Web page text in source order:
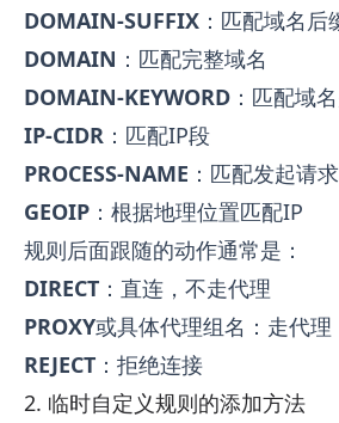
DOMAIN-SUFFIX ：匹配域名后
DOMAIN ：匹配完整域名
DOMAIN-KEYWORD ：匹配域
IP-CIDR ：匹配IP段
PROCESS-NAME ：匹配发起请
GEOIP ：根据地理位置匹配IP
规则后面跟随的动作通常是：
DIRECT ：直连，不走代理
PROXY或具体代理组名：走代理
REJECT ：拒绝连接
2. 临时自定义规则的添加方法